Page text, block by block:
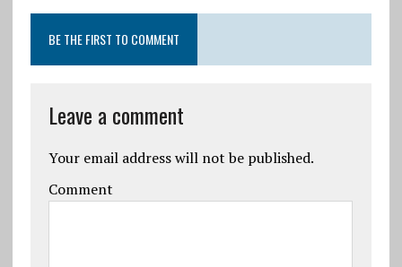
BE THE FIRST TO COMMENT
Leave a comment
Your email address will not be published.
Comment